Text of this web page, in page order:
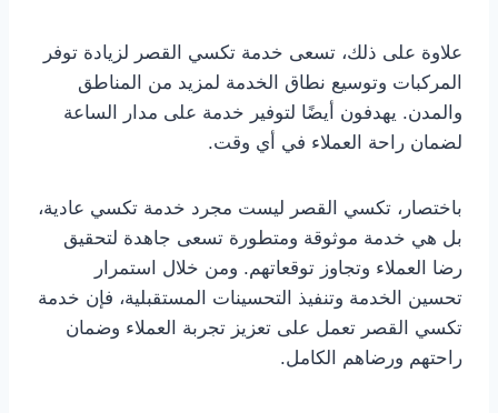
علاوة على ذلك، تسعى خدمة تكسي القصر لزيادة توفر
المركبات وتوسيع نطاق الخدمة لمزيد من المناطق
والمدن. يهدفون أيضًا لتوفير خدمة على مدار الساعة
لضمان راحة العملاء في أي وقت.
باختصار، تكسي القصر ليست مجرد خدمة تكسي عادية،
بل هي خدمة موثوقة ومتطورة تسعى جاهدة لتحقيق
رضا العملاء وتجاوز توقعاتهم. ومن خلال استمرار
تحسين الخدمة وتنفيذ التحسينات المستقبلية، فإن خدمة
تكسي القصر تعمل على تعزيز تجربة العملاء وضمان
راحتهم ورضاهم الكامل.